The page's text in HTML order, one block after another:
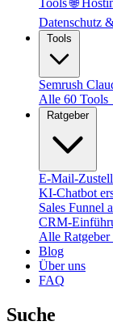
Datenschutz
Semrush
Alle 60
Ratgeber
E-Mail-
KI-Chatbot
Sales Funnel
CRM-
Alle
Blog
Über uns
FAQ
Suche